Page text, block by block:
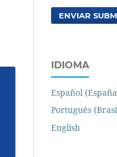
ENVIAR
IDIOMA
Español
Português
English